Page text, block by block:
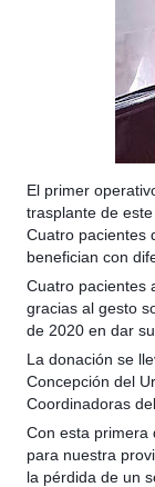
El primer
trasplante de
Cuatro pacientes
benefician con
Cuatro pacientes
gracias al gesto
de 2020 en dar
La donación se
Concepción del
Coordinadoras
Con esta primera
para nuestra
la pérdida de un